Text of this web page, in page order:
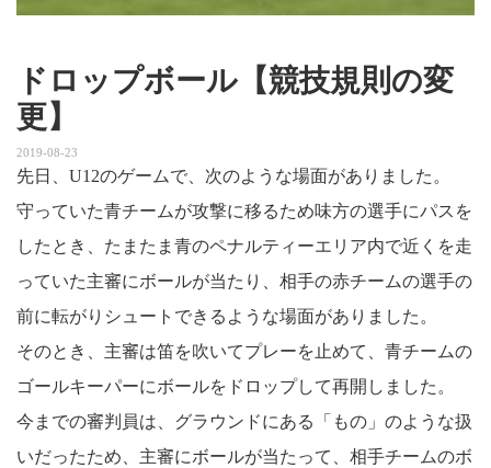
ドロップボール【競技規則の変
更】
2019-08-23
先日、U12のゲームで、次のような場面がありました。
守っていた青チームが攻撃に移るため味方の選手にパスを
したとき、たまたま青のペナルティーエリア内で近くを走
っていた主審にボールが当たり、相手の赤チームの選手の
前に転がりシュートできるような場面がありました。
そのとき、主審は笛を吹いてプレーを止めて、青チームの
ゴールキーパーにボールをドロップして再開しました。
今までの審判員は、グラウンドにある「もの」のような扱
いだったため、主審にボールが当たって、相手チームのボ